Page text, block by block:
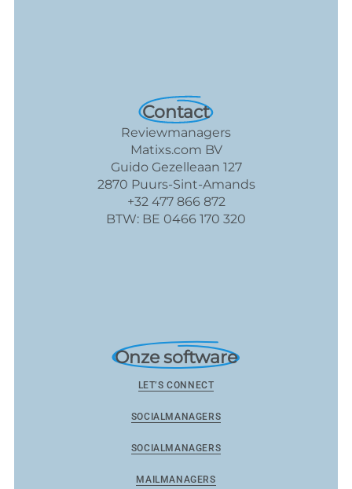
Contact
Reviewmanagers
Matixs.com BV
Guido Gezelleaan 127
2870 Puurs-Sint-Amands
+32 477 866 872
BTW: BE 0466 170 320
Onze software
LET’S CONNECT
SOCIALMANAGERS
SOCIALMANAGERS
MAILMANAGERS